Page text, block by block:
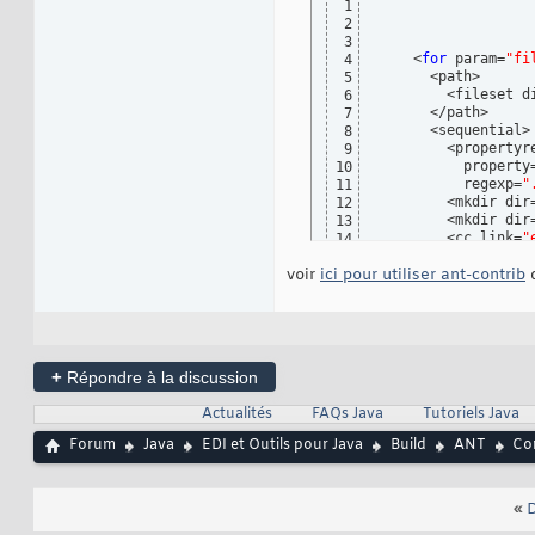
32
33
34
35
36
37
38
39
40
41
42
43
44
46
	</target>
<!--
<target
	</target>
</project>
1
2
3
4
5
6
7
8
9
10
11
12
13
14
16
    <
for param=
      <path>
<fileset
      </path>
      <sequential>
          regexp=
<mkdir
<mkdir
        <cc link=
voir ici pour utiliser ant-contrib
+ Répondre à la discussion
Actualités
FAQs Java Tutoriels Java
Forum
Java EDI et Outils pour Java Build ANT
«